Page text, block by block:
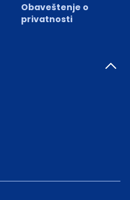
Obaveštenje o
privatnosti